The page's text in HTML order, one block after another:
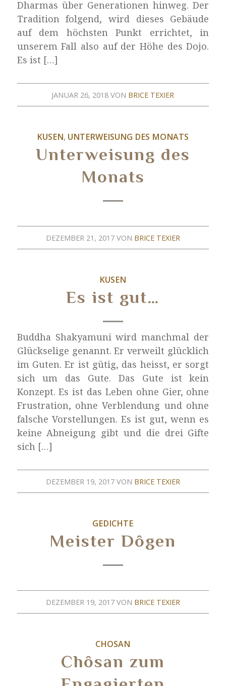
Dharmas über Generationen hinweg. Der
Tradition folgend, wird dieses Gebäude
auf dem höchsten Punkt errichtet, in
unserem Fall also auf der Höhe des Dojo.
Es ist […]
JANUAR 26, 2018 VON BRICE TEXIER
KUSEN, UNTERWEISUNG DES MONATS
Unterweisung des
Monats
DEZEMBER 21, 2017 VON BRICE TEXIER
KUSEN
Es ist gut…
Buddha Shakyamuni wird manchmal der
Glückselige genannt. Er verweilt glücklich
im Guten. Er ist gütig, das heisst, er sorgt
sich um das Gute. Das Gute ist kein
Konzept. Es ist das Leben ohne Gier, ohne
Frustration, ohne Verblendung und ohne
falsche Vorstellungen. Es ist gut, wenn es
keine Abneigung gibt und die drei Gifte
sich […]
DEZEMBER 19, 2017 VON BRICE TEXIER
GEDICHTE
Meister Dôgen
DEZEMBER 19, 2017 VON BRICE TEXIER
CHOSAN
Chôsan zum